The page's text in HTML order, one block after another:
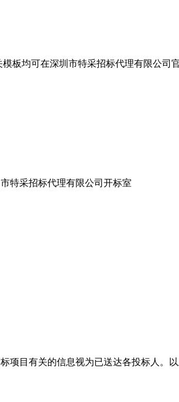
均可在深圳市特采招标代理有限公司官
特采招标代理有限公司开标室
项目有关的信息视为已送达各投标人。